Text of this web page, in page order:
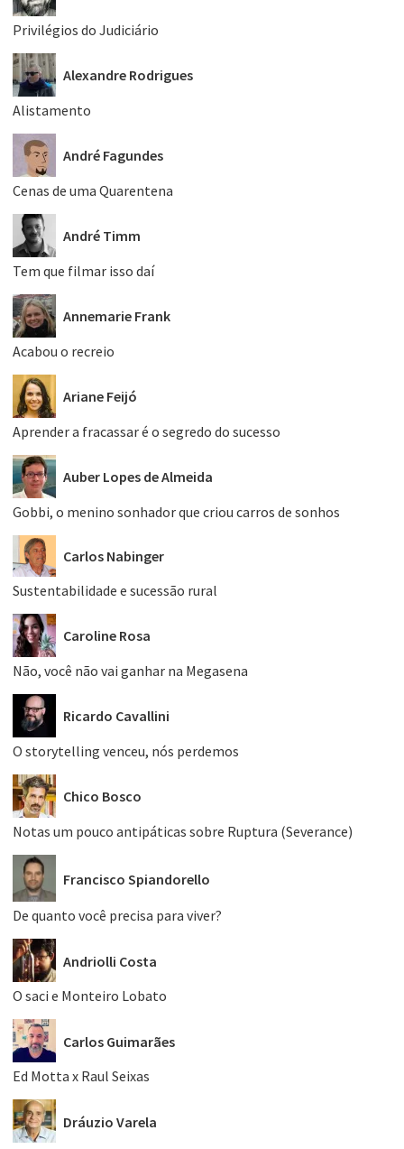
Privilégios do Judiciário
Alexandre Rodrigues
Alistamento
André Fagundes
Cenas de uma Quarentena
André Timm
Tem que filmar isso daí
Annemarie Frank
Acabou o recreio
Ariane Feijó
Aprender a fracassar é o segredo do sucesso
Auber Lopes de Almeida
Gobbi, o menino sonhador que criou carros de sonhos
Carlos Nabinger
Sustentabilidade e sucessão rural
Caroline Rosa
Não, você não vai ganhar na Megasena
Ricardo Cavallini
O storytelling venceu, nós perdemos
Chico Bosco
Notas um pouco antipáticas sobre Ruptura (Severance)
Francisco Spiandorello
De quanto você precisa para viver?
Andriolli Costa
O saci e Monteiro Lobato
Carlos Guimarães
Ed Motta x Raul Seixas
Dráuzio Varela